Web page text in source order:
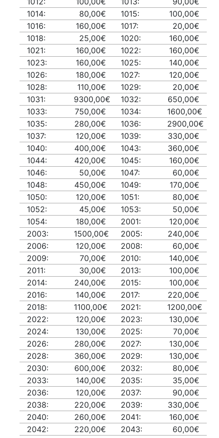
1014:
80,00€ 1015:
100,00€
1016:
160,00€ 1017:
20,00€
1018:
25,00€ 1020:
160,00€
1021:
160,00€ 1022:
160,00€
1023:
160,00€ 1025:
140,00€
1026:
180,00€ 1027:
120,00€
1028:
110,00€ 1029:
20,00€
1031:
9300,00€ 1032:
650,00€
1033:
750,00€ 1034:
1600,00€
1035:
280,00€ 1036:
2900,00€
1037:
120,00€ 1039:
330,00€
1040:
400,00€ 1043:
360,00€
1044:
420,00€ 1045:
160,00€
1046:
50,00€ 1047:
60,00€
1048:
450,00€ 1049:
170,00€
1050:
120,00€ 1051:
80,00€
1052:
45,00€ 1053:
50,00€
1054:
180,00€ 2001:
120,00€
2003:
1500,00€ 2005:
240,00€
2006:
120,00€ 2008:
60,00€
2009:
70,00€ 2010:
140,00€
2011:
30,00€ 2013:
100,00€
2014:
240,00€ 2015:
100,00€
2016:
140,00€ 2017:
220,00€
2018:
1100,00€ 2021:
1200,00€
2022:
120,00€ 2023:
130,00€
2024:
130,00€ 2025:
70,00€
2026:
280,00€ 2027:
130,00€
2028:
360,00€ 2029:
130,00€
2030:
600,00€ 2032:
80,00€
2033:
140,00€ 2035:
35,00€
2036:
120,00€ 2037:
90,00€
2038:
220,00€ 2039:
330,00€
2040:
260,00€ 2041:
160,00€
2042:
220,00€ 2043:
60,00€